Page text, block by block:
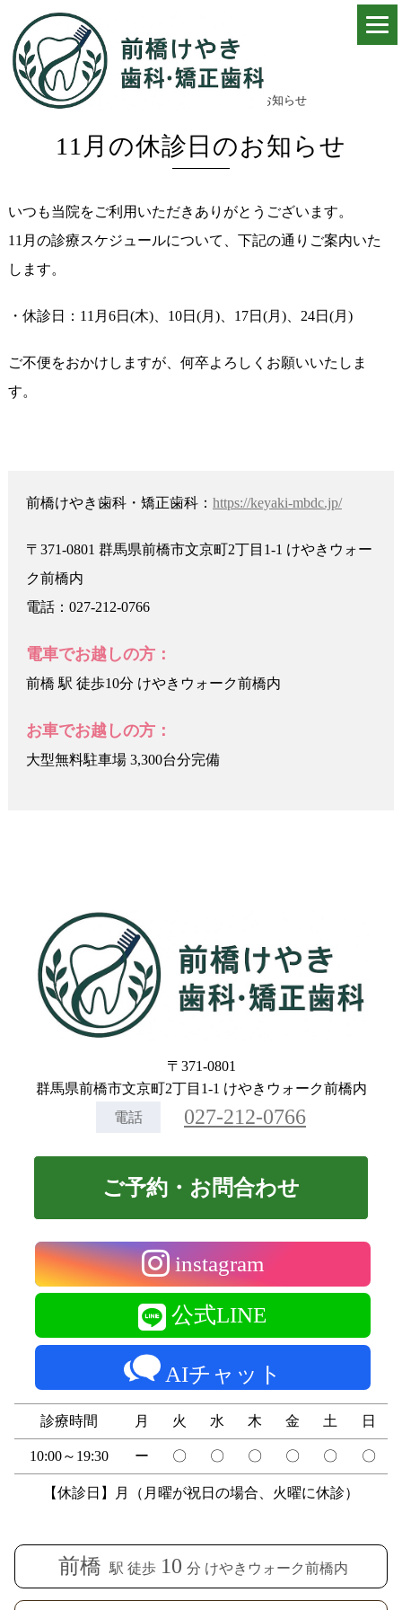
ホーム>お知らせ・更新情報 11月の休診日のお知らせ
11月の休診日のお知らせ
いつも当院をご利用いただきありがとうございます。
11月の診療スケジュールについて、下記の通りご案内いた
します。
・休診日：11月6日(木)、10日(月)、17日(月)、24日(月)
ご不便をおかけしますが、 何卒よろしくお願いいたしま
す。
前橋けやき歯科・矯正歯科： https://keyaki-mbdc.jp/
〒371-0801 群馬県前橋市文京町2丁目1-1 けやきウォー
ク前橋内
電話：027-212-0766
電車でお越しの方：
前橋 駅 徒歩10分 けやきウォーク前橋内
お車でお越しの方：
大型無料駐車場 3,300台分完備
〒371-0801
群馬県前橋市文京町2丁目1-1 けやきウォーク前橋内
電話
027-212-0766
ご予約・お問合わせ
instagram
公式LINE
AIチャット
診療時間 月 火 水 木 金 土 日
10:00～19:30 ー 〇 〇 〇 〇 〇 〇
【休診日】月（月曜が祝日の場合、火曜に休診）
前橋 駅 徒歩 10 分 けやきウォーク前橋内